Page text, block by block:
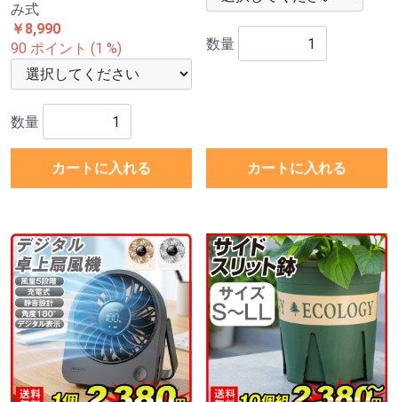
み式
￥8,990
90 ポイント (1 %)
数量
カートに入れる
数量
カートに入れる